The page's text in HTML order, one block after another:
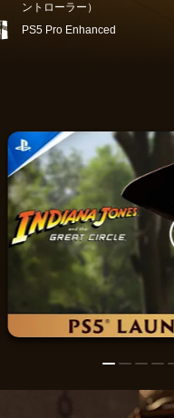
ントローラー）
PS5 Pro Enhanced